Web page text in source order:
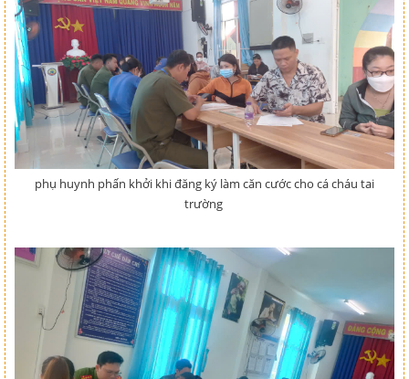
phụ huynh phấn khởi khi đăng ký làm căn cước cho cá cháu tai
trường